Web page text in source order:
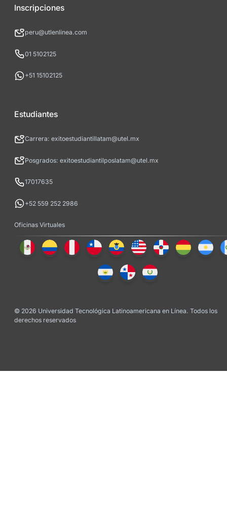
Inscripciones
peru@utlenlinea.com
01 5102125
+51 15102125
Estudiantes
Carrera: exitoestudiantillatam@utel.mx
Posgrados: exitoestudiantilposlatam@utel.mx
17017635
+52 559 252 2986
Oficinas Virtuales
© 2026 Universidad Tecnológica Latinoamericana en Línea. Todos los
derechos reservados